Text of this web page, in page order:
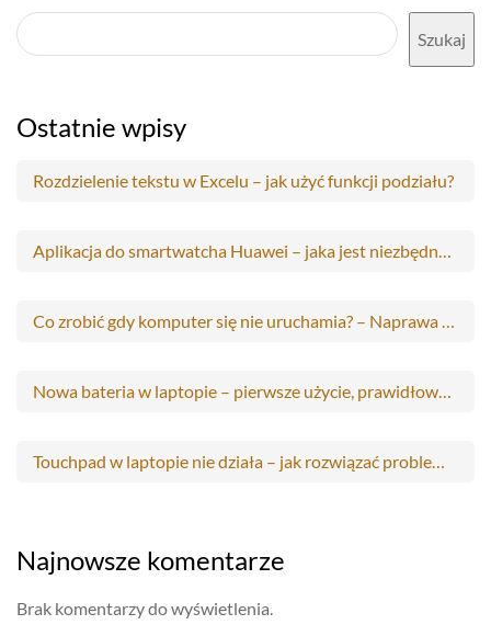
Szukaj
Ostatnie wpisy
Rozdzielenie tekstu w Excelu – jak użyć funkcji podziału?
Aplikacja do smartwatcha Huawei – jaka jest niezbędna do obsługi?
Co zrobić gdy komputer się nie uruchamia? – Naprawa automatyczna
Nowa bateria w laptopie – pierwsze użycie, prawidłowa pielęgnacja i optymalizacja
Touchpad w laptopie nie działa – jak rozwiązać problemy ze skaczącym kurserem i zalanym gładzikiem?
Najnowsze komentarze
Brak komentarzy do wyświetlenia.